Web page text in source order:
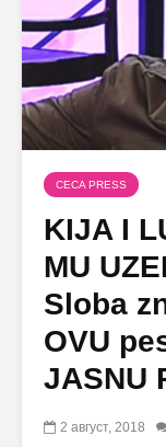
CECA PRESS
KIJA I
MU
Sloba
OVU
JASNU
2 август, 2018